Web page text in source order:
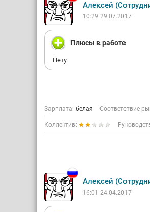
Алексей
10:29 29.07.2017
Плюсы в работе
Нету
Зарплата: белая Соответствие
Коллектив:
Алексей
16:01 24.04.2017